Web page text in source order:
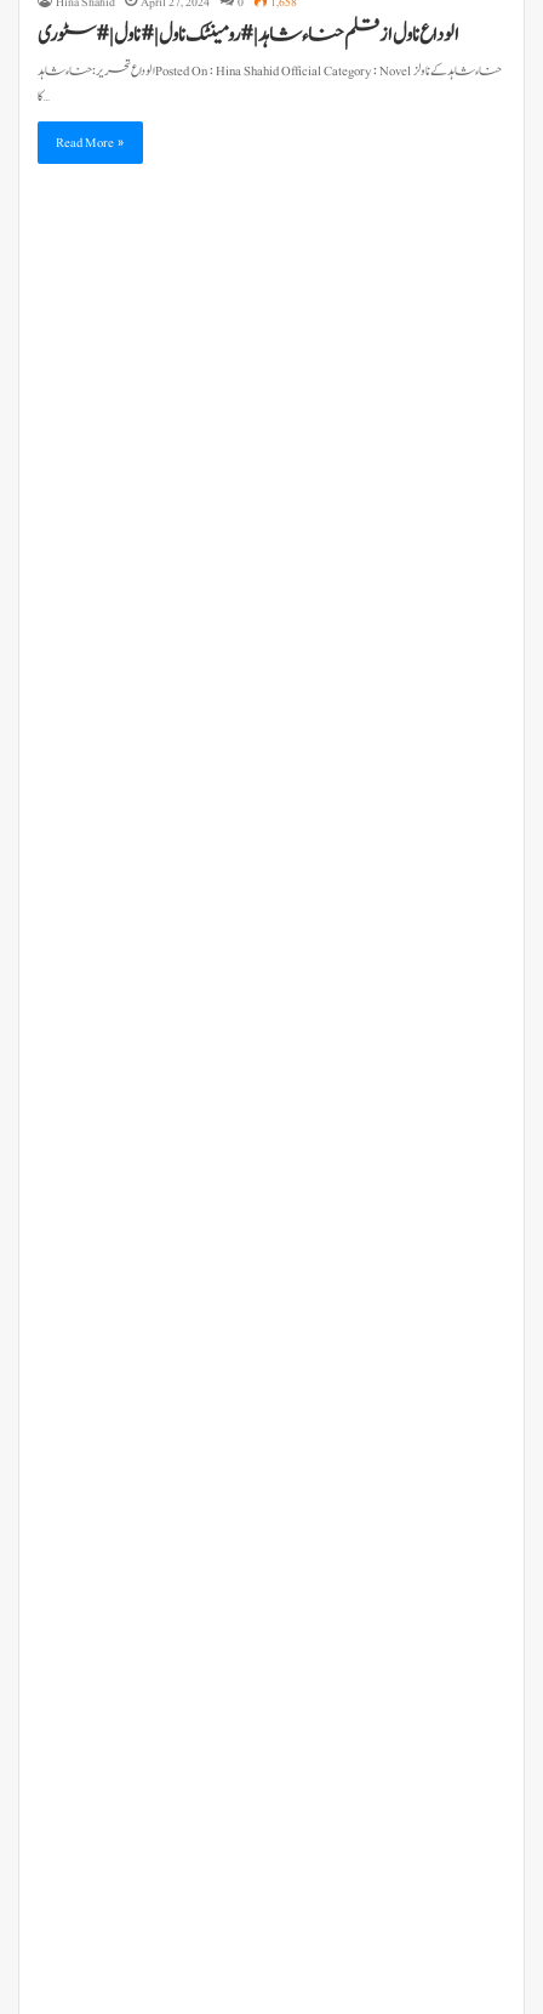
الوداع ناول از قلم حناء شاہد | #رومینٹک ناول | #ناول | # سٹوری
کا…
Read More »